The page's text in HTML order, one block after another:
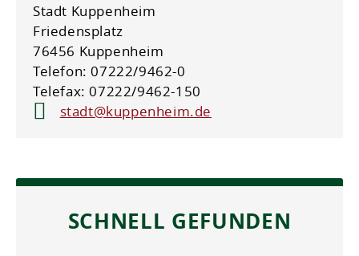
Stadt Kuppenheim
Friedensplatz
76456 Kuppenheim
Telefon: 07222/9462-0
Telefax: 07222/9462-150
stadt@kuppenheim.de
SCHNELL GEFUNDEN